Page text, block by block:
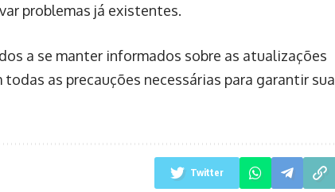
problemas já existentes.
a se manter informados sobre as atualizações
as precauções necessárias para garantir sua
Twitter